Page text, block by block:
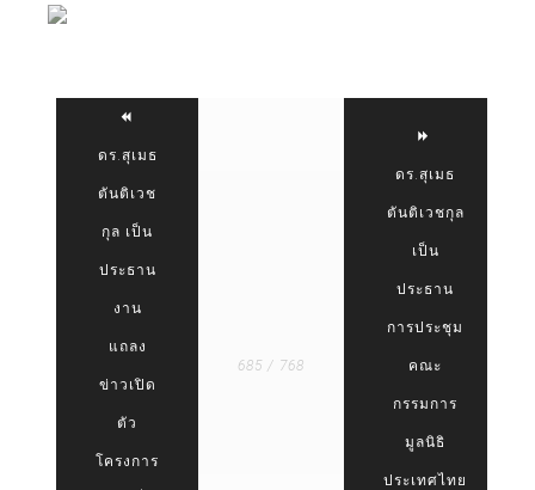
ดร.สุเมธ
ตันติเวช
กุล เป็น
ประธาน
งาน
แถลง
ข่าวเปิด
ตัว
โครงการ
685 / 768
ดร.สุเมธ
ตันติเวชกุล
เป็น
ประธาน
การประชุม
คณะ
กรรมการ
มูลนิธิ
ประเทศไทย